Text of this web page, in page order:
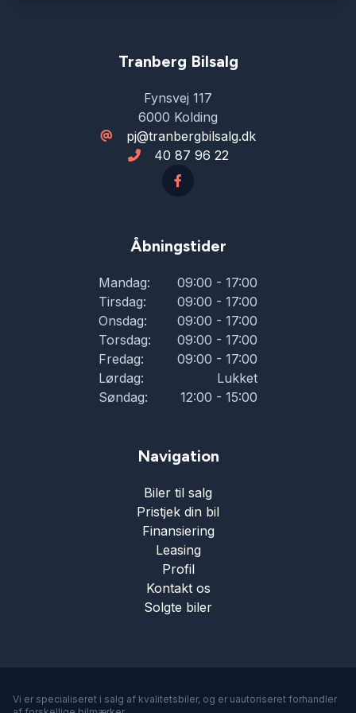
Tonede ruder
Tranberg Bilsalg
Fynsvej 117
6000 Kolding
pj@tranbergbilsalg.dk
40 87 96 22
Åbningstider
Mandag:
09:00 - 17:00
Tirsdag:
09:00 - 17:00
Onsdag:
09:00 - 17:00
Torsdag:
09:00 - 17:00
Fredag:
09:00 - 17:00
Lørdag:
Lukket
Søndag:
12:00 - 15:00
Navigation
Biler til salg
Pristjek din bil
Finansiering
Leasing
Profil
Kontakt os
Solgte biler
Vi er specialiseret i salg af kvalitetsbiler, og er uautoriseret forhandler